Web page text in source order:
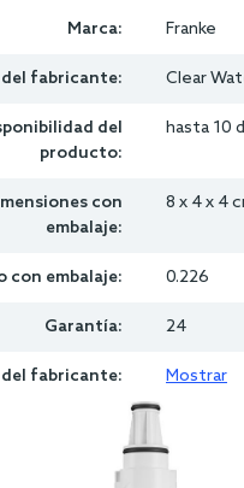
Marca: Franke
del fabricante: Clear
del
producto:
hasta 10
con
embalaje:
8 x 4 x 4
con embalaje: 0.226
Garantía: 24
fabricante: Mostrar